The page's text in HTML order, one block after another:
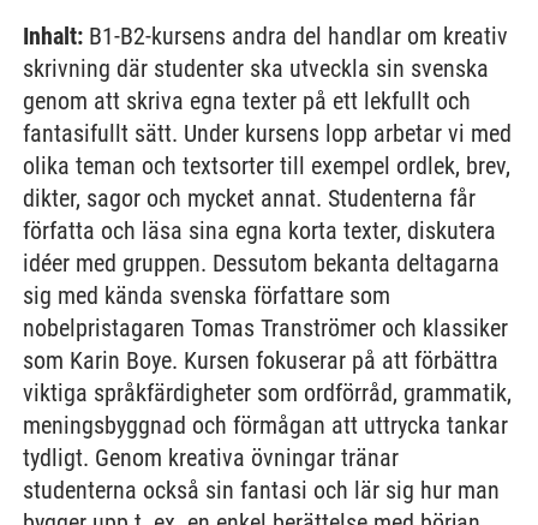
Inhalt: B1-B2-kursens andra del handlar om kreativ
skrivning där studenter ska utveckla sin svenska
genom att skriva egna texter på ett lekfullt och
fantasifullt sätt. Under kursens lopp arbetar vi med
olika teman och textsorter till exempel ordlek, brev,
dikter, sagor och mycket annat. Studenterna får
författa och läsa sina egna korta texter, diskutera
idéer med gruppen. Dessutom bekanta deltagarna
sig med kända svenska författare som
nobelpristagaren Tomas Tranströmer och klassiker
som Karin Boye. Kursen fokuserar på att förbättra
viktiga språkfärdigheter som ordförråd, grammatik,
meningsbyggnad och förmågan att uttrycka tankar
tydligt. Genom kreativa övningar tränar
studenterna också sin fantasi och lär sig hur man